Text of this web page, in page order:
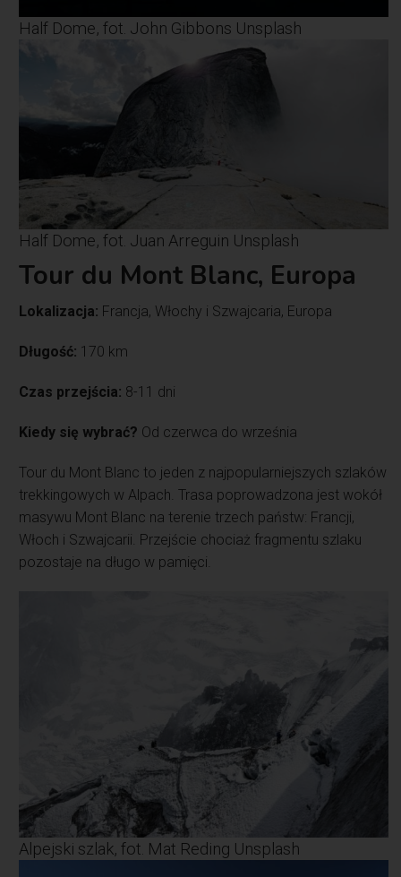
Half Dome, fot. John Gibbons Unsplash
Half Dome, fot. Juan Arreguin Unsplash
Tour du Mont Blanc, Europa
Lokalizacja: Francja, Włochy i Szwajcaria, Europa
Długość: 170 km
Czas przejścia: 8-11 dni
Kiedy się wybrać? Od czerwca do września
Tour du Mont Blanc to jeden z najpopularniejszych szlaków
trekkingowych w Alpach. Trasa poprowadzona jest wokół
masywu Mont Blanc na terenie trzech państw: Francji,
Włoch i Szwajcarii. Przejście chociaż fragmentu szlaku
pozostaje na długo w pamięci.
Alpejski szlak, fot. Mat Reding Unsplash